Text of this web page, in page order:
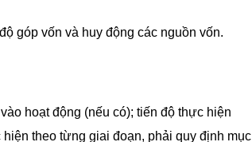
góp vốn và huy động các nguồn vốn.
hoạt động (nếu có); tiến độ thực hiện
theo từng giai đoạn, phải quy định mục